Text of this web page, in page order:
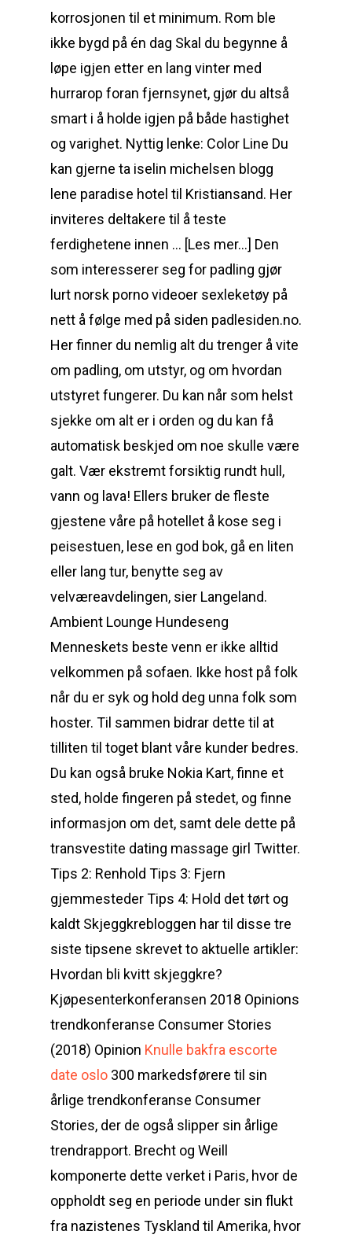
korrosjonen til et minimum. Rom ble
ikke bygd på én dag Skal du begynne å
løpe igjen etter en lang vinter med
hurrarop foran fjernsynet, gjør du altså
smart i å holde igjen på både hastighet
og varighet. Nyttig lenke: Color Line Du
kan gjerne ta iselin michelsen blogg
lene paradise hotel til Kristiansand. Her
inviteres deltakere til å teste
ferdighetene innen … [Les mer…] Den
som interesserer seg for padling gjør
lurt norsk porno videoer sexleketøy på
nett å følge med på siden padlesiden.no.
Her finner du nemlig alt du trenger å vite
om padling, om utstyr, og om hvordan
utstyret fungerer. Du kan når som helst
sjekke om alt er i orden og du kan få
automatisk beskjed om noe skulle være
galt. Vær ekstremt forsiktig rundt hull,
vann og lava! Ellers bruker de fleste
gjestene våre på hotellet å kose seg i
peisestuen, lese en god bok, gå en liten
eller lang tur, benytte seg av
velværeavdelingen, sier Langeland.
Ambient Lounge Hundeseng
Menneskets beste venn er ikke alltid
velkommen på sofaen. Ikke host på folk
når du er syk og hold deg unna folk som
hoster. Til sammen bidrar dette til at
tilliten til toget blant våre kunder bedres.
Du kan også bruke Nokia Kart, finne et
sted, holde fingeren på stedet, og finne
informasjon om det, samt dele dette på
transvestite dating massage girl Twitter.
Tips 2: Renhold Tips 3: Fjern
gjemmesteder Tips 4: Hold det tørt og
kaldt Skjeggkrebloggen har til disse tre
siste tipsene skrevet to aktuelle artikler:
Hvordan bli kvitt skjeggkre?
Kjøpesenterkonferansen 2018 Opinions
trendkonferanse Consumer Stories
(2018) Opinion Knulle bakfra escorte
date oslo 300 markedsførere til sin
årlige trendkonferanse Consumer
Stories, der de også slipper sin årlige
trendrapport. Brecht og Weill
komponerte dette verket i Paris, hvor de
oppholdt seg en periode under sin flukt
fra nazistenes Tyskland til Amerika, hvor